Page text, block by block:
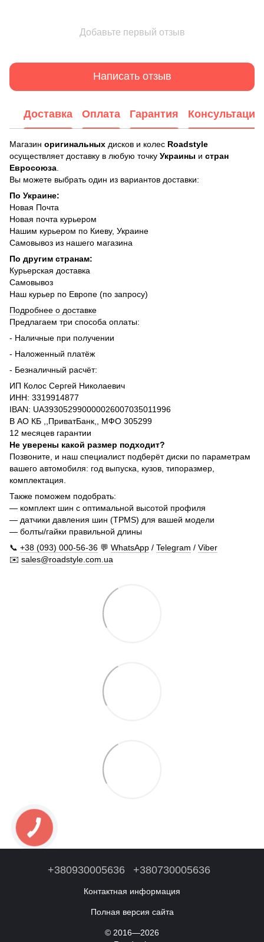
Добавьте первый отзыв
Написать отзыв
Доставка Оплата Гарантия Консультация
Магазин оригинальных дисков и колес Roadstyle
осуществляет доставку в любую точку Украины и стран
Евросоюза
Вы можете выбрать один из вариантов доставки:
По Украине:
Новая Почта
Новая почта курьером
Нашим курьером по Киеву, Украине
Самовывоз из нашего магазина
По другим странам:
Курьерская доставка
Самовывоз
Наш курьер по Европе (по запросу)
Подробнее о доставке
Предлагаем три способа оплаты:
- Наличные при получении
- Наложенный платёж
- Безналичный расчёт:
ИП Колос Сергей Николаевич
ИНН: 3319914877
IBAN: UA393052990000026007035011996
В АО КБ ,,ПриватБанк,, МФО 305299
12 месяцев гарантии
Не уверены какой размер подходит?
Позвоните, и наш специалист подберёт диски по параметрам
вашего автомобиля: год выпуска, кузов, типоразмер,
комплектация.
Также поможем подобрать:
— комплект шин с оптимальной высотой профиля
— датчики давления шин (TPMS) для вашей модели
— болты/гайки правильной длины
📞 +38 (093) 000-56-36 💬 WhatsApp / Telegram / Viber
✉️ sales@roadstyle.com.ua
+380930005636 +380730005636
Контактная информация
Полная версия сайта
© 2016—2026